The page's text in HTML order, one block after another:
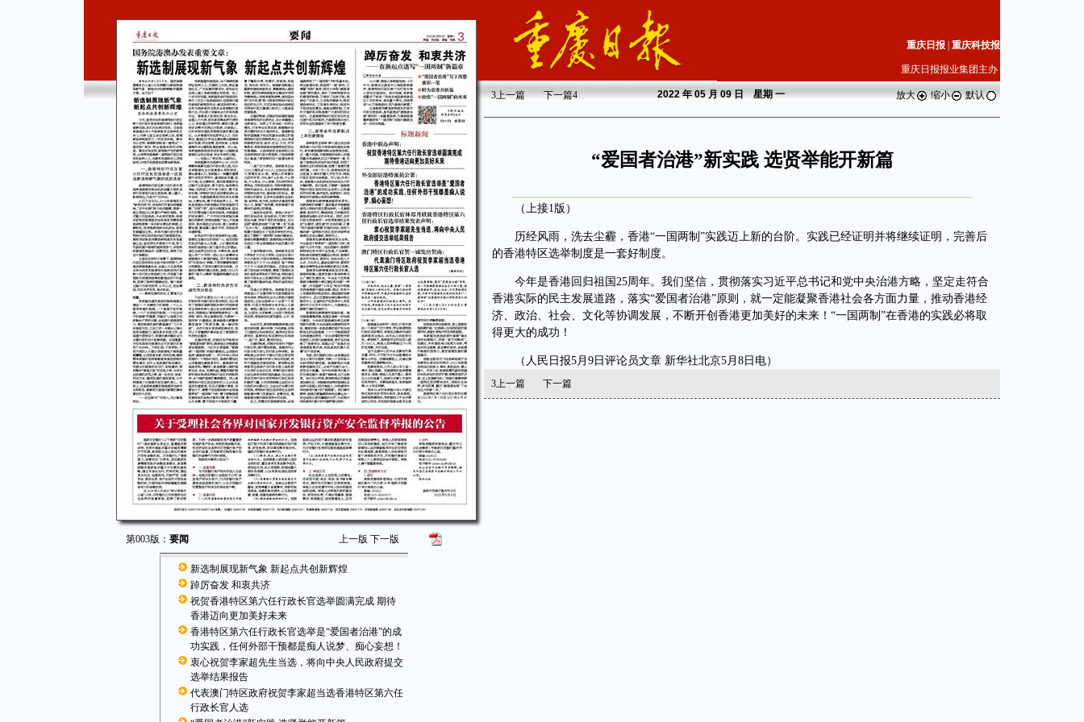
第003版： 要闻 上一版 下一版
新选制展现新气象 新起点共创新辉煌
踔厉奋发 和衷共济
祝贺香港特区第六任行政长官选举圆满完成 期待
香港迈向更加美好未来
香港特区第六任行政长官选举是“爱国者治港”的成
功实践，任何外部干预都是痴人说梦、痴心妄想！
衷心祝贺李家超先生当选，将向中央人民政府提交
选举结果报告
代表澳门特区政府祝贺李家超当选香港特区第六任
行政长官人选
重庆日报 重庆科技报
重庆日报报业集团主办
3上一篇 下一篇4 2022年 05 月 09 日 星期一 放大 缩小 默认
“爱国者治港”新实践 选贤举能开新篇
（上接1版）
历经风雨，洗去尘霾，香港“一国两制”实践迈上新的台阶。实践已经证明并将继续证明，完善后
的香港特区选举制度是一套好制度。
今年是香港回归祖国25周年。我们坚信，贯彻落实习近平总书记和党中央治港方略，坚定走符合
香港实际的民主发展道路，落实“爱国者治港”原则，就一定能凝聚香港社会各方面力量，推动香港经
济、政治、社会、文化等协调发展，不断开创香港更加美好的未来！“一国两制”在香港的实践必将取
得更大的成功！
（人民日报5月9日评论员文章 新华社北京5月8日电）
3上一篇 下一篇